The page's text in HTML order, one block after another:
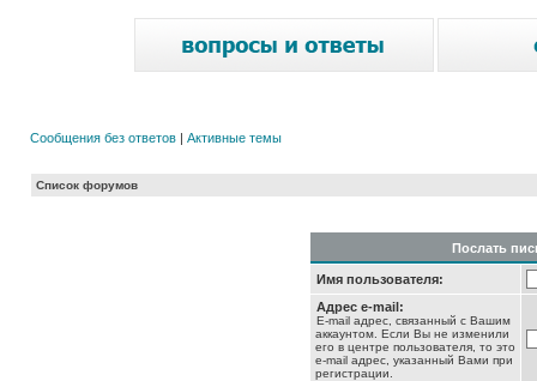
Сообщения без ответов | Активные темы
Список форумов
Послать
Имя пользователя:
Адрес e-mail:
E-mail адрес, связанный с Вашим
аккаунтом. Если Вы не изменили
его в центре пользователя, то это
e-mail адрес, указанный Вами при
регистрации.